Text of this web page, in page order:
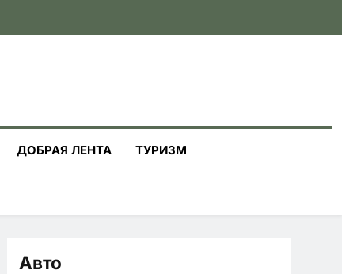
ДОБРАЯ ЛЕНТА ТУРИЗМ
Авто